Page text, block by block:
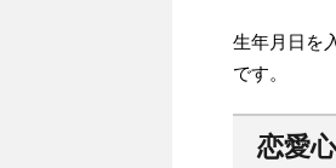
生年月日を
です。
恋愛